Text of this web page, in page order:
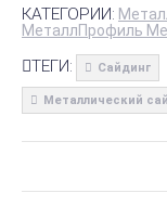
КАТЕГОРИИ:
МеталлПрофиль
ТЕГИ: Сайдинг
Металлический